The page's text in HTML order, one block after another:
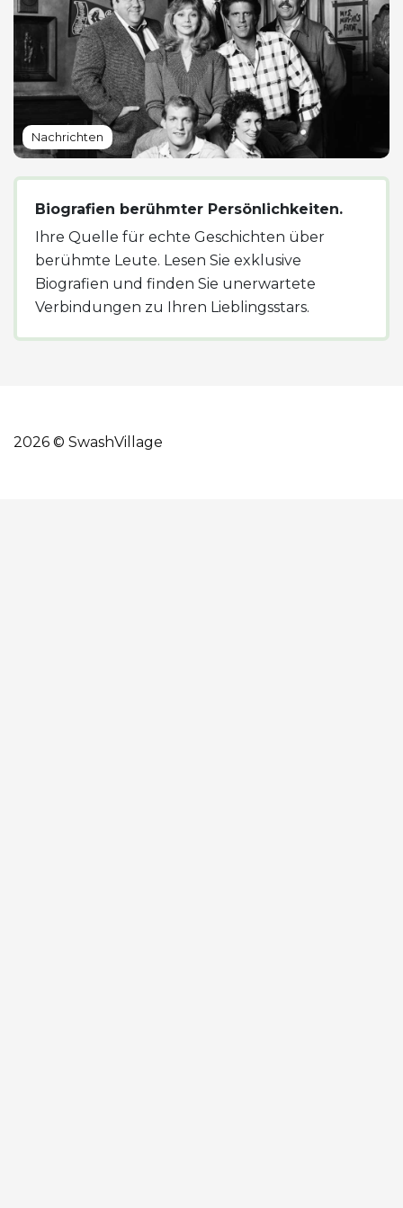
Nachrichten
Biografien berühmter Persönlichkeiten.
Ihre Quelle für echte Geschichten über
berühmte Leute. Lesen Sie exklusive
Biografien und finden Sie unerwartete
Verbindungen zu Ihren Lieblingsstars.
2026 © SwashVillage